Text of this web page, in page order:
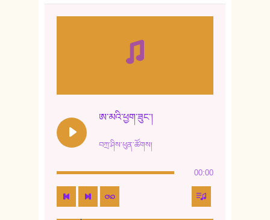
ཨ་མའི་ཕྱག་ཟུང་།
བཀྲ་ཤིས་ཕུན་ཚོགས།
00:00